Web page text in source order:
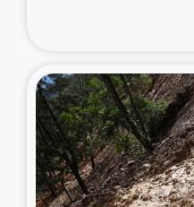
ガザ地区での公園
ガザ地区におけ
ガザ地区酪農を通し